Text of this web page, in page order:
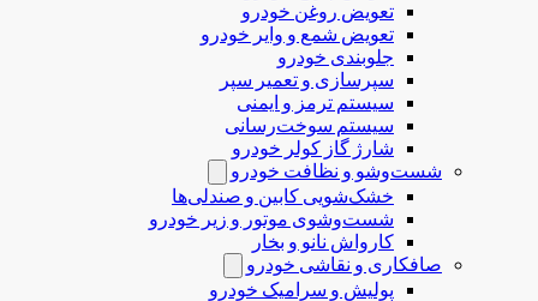
تعویض روغن خودرو
تعویض شمع و وایر خودرو
جلوبندی خودرو
سپرسازی و تعمیر سپر
سیستم ترمز و ایمنی
سیستم سوخت‌رسانی
شارژ گاز کولر خودرو
شست‌وشو و نظافت خودرو
خشک‌شویی کابین و صندلی‌ها
شست‌وشوی موتور و زیر خودرو
کارواش نانو و بخار
صافکاری و نقاشی خودرو
پولیش و سرامیک خودرو